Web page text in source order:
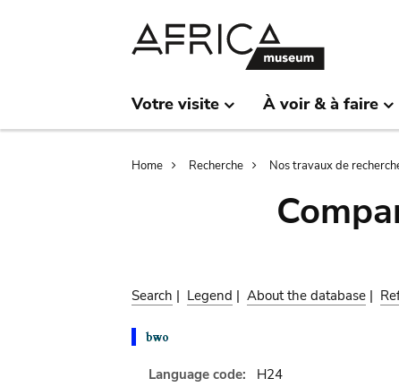
Votre visite À voir & à faire
Breadcrumb
Home Recherche Nos travaux de
Search | Legend | About the database |
Language code:
H24